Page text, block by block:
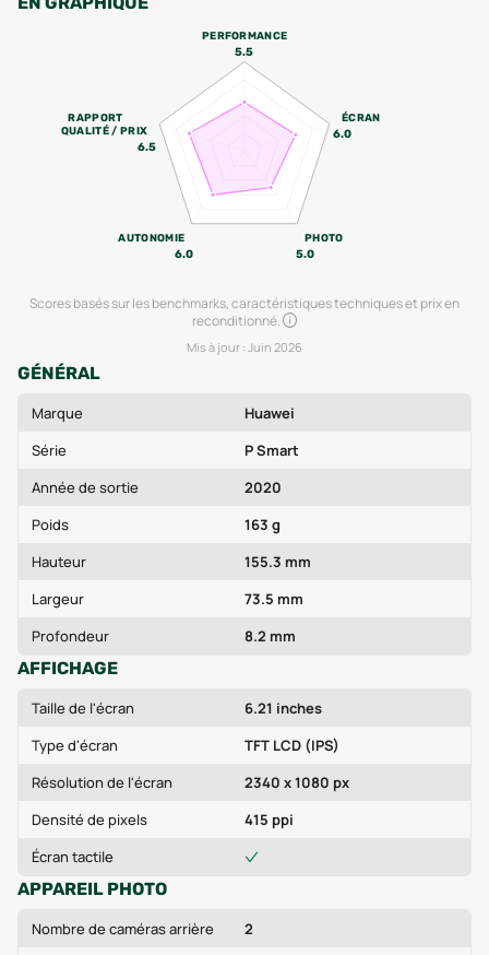
PERFORMANCE
5.5
ÉCRAN
6.0
PHOTO
5.0
AUTONOMIE
6.0
RAPPORT
QUALITÉ / PRIX
6.5
Scores basés sur les benchmarks, caractéristiques techniques et prix en
reconditionné.
Mis à jour : Juin 2026
GÉNÉRAL
Marque
Huawei
Série
P Smart
Année de sortie
2020
Poids
163 g
Hauteur
155.3 mm
Largeur
73.5 mm
Profondeur
8.2 mm
AFFICHAGE
Taille de l'écran
6.21 inches
Type d'écran
TFT LCD (IPS)
Résolution de l'écran
2340 x 1080 px
Densité de pixels
415 ppi
Écran tactile
APPAREIL PHOTO
Nombre de caméras arrière
2